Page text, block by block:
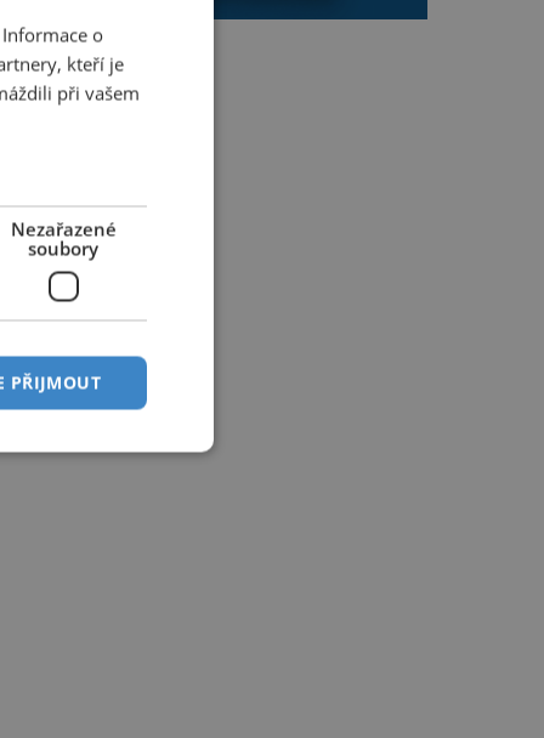
o
kteří je
při vašem
Nezařazené
soubory
PŘIJMOUT